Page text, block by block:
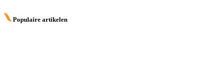
Populaire artikelen